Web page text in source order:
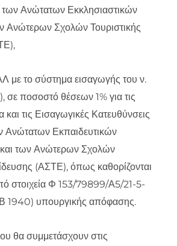
των Ανώτατων Εκκλησιαστικών
Ανώτερων Σχολών Τουριστικής
με το σύστημα εισαγωγής του ν.
σε ποσοστό θέσεων 1% για τις
και τις Εισαγωγικές Κατευθύνσεις
Ανώτατων Εκπαιδευτικών
και των Ανώτερων Σχολών
(ΑΣΤΕ), όπως καθορίζονται
στοιχεία Φ 153/79899/Α5/21-5-
1940) υπουργικής απόφασης.
θα συμμετάσχουν στις